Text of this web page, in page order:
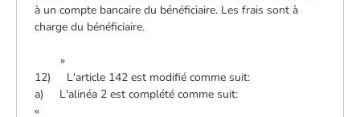
à un compte bancaire du bénéficiaire. Les frais sont à
charge du bénéficiaire.
»
12) L'article 142 est modifié comme suit:
a) L'alinéa 2 est complété comme suit:
«